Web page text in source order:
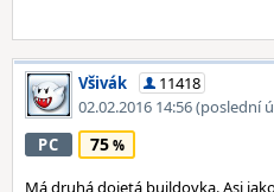
Všivák
11418
02.02.2016 14:56(poslední
PC 75
Má druhá dojetá buildovka. Asi